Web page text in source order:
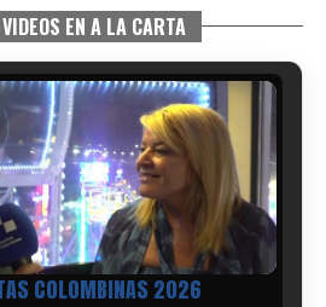
EN A LA CARTA
COLOMBINAS 2026